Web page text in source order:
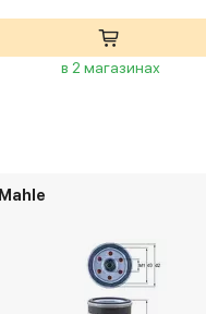
в 2 магазинах
Mahle